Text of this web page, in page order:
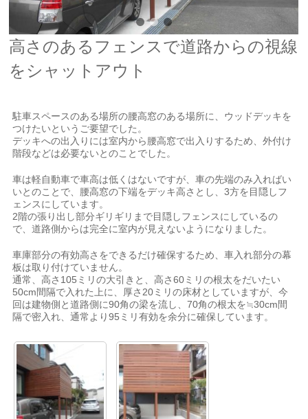
高さのあるフェンスで道路からの視線
をシャットアウト
駐車スペースのある場所の腰高窓のある場所に、ウッドデッキを
つけたいというご要望でした。
デッキへの出入りには室内から腰高窓で出入りするため、外付け
階段などは必要ないとのことでした。
車は軽自動車で車高は低くはないですが、車の先端のみ入ればい
いとのことで、腰高窓の下端をデッキ高さとし、3方を目隠しフ
ェンスにしています。
2階の張り出し部分ギリギリまで目隠しフェンスにしているの
で、道路側からは完全に室内が見えないようになりました。
車庫部分の有効高さをできるだけ確保するため、車入れ部分の幕
板は取り付けていません。
通常、高さ105ミリの大引きと、高さ60ミリの根太をだいたい
50cm間隔で入れた上に、厚さ20ミリの床材としていますが、今
回は建物側と道路側に90角の梁を流し、70角の根太を≒30cm間
隔で密入れ、通常より95ミリ有効を余分に確保しています。